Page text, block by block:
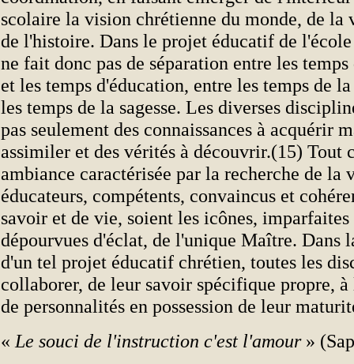
scolaire la vision chrétienne du monde, de la
de l'histoire. Dans le projet éducatif de
ne fait donc pas de séparation entre les temps
et les temps d'éducation, entre les temps de
les temps de la sagesse. Les diverses
pas seulement des connaissances à acquérir
assimiler et des vérités à découvrir.(15) Tout
ambiance caractérisée par la recherche de la
éducateurs, compétents, convaincus et
savoir et de vie, soient les icônes, imparfaites
dépourvues d'éclat, de l'unique Maître. Dans
d'un tel projet éducatif chrétien, toutes les
collaborer, de leur savoir spécifique propre,
de personnalités en possession de leur
« Le souci de l'instruction c'est l'amour »